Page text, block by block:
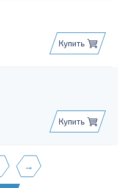
Купить
Купить
→